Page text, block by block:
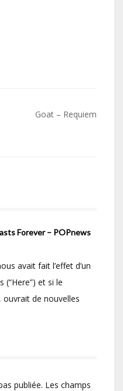
Goat – Requiem
Forever – POPnews
avait fait l’effet d’un
(“Here”) et si le
ouvrait de nouvelles
publiée. Les champs